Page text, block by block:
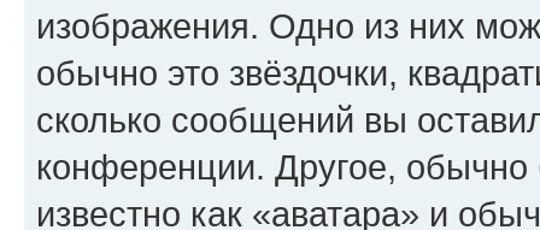
изображения. Одно из них
обычно это звёздочки,
сколько сообщений вы
конференции. Другое,
известно как «аватара» и